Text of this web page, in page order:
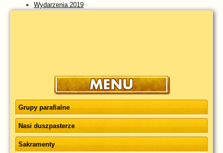
Wydarzenia 2019
Grupy parafialne
Nasi duszpasterze
Sakramenty